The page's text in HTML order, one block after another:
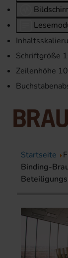
Schriftgröße
Zeilenhöhe
Startseite
Binding-